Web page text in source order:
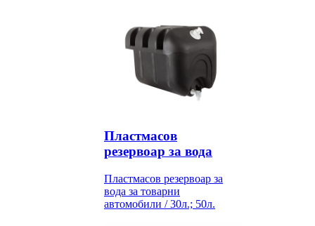
Пластмасов
резервоар за вода
Пластмасов резервоар за
вода за товарни
автомобили / 30л.; 50л.